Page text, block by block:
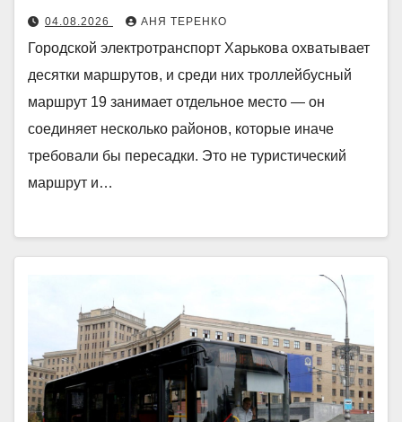
04.08.2026 АНЯ ТЕРЕНКО
Городской электротранспорт Харькова охватывает
десятки маршрутов, и среди них троллейбусный
маршрут 19 занимает отдельное место — он
соединяет несколько районов, которые иначе
требовали бы пересадки. Это не туристический
маршрут и…